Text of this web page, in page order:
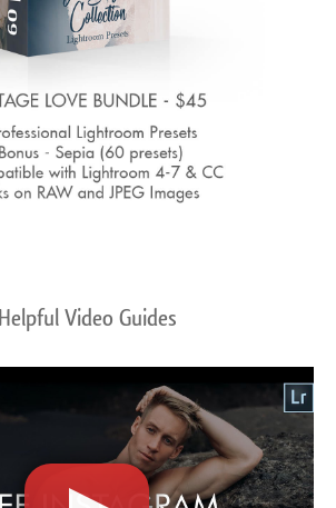
Helpful Video Guides